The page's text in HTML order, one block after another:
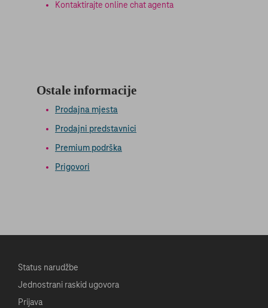
Kontaktirajte online chat agenta
Ostale informacije
Prodajna mjesta
Prodajni predstavnici
Premium podrška
Prigovori
Status narudžbe
Jednostrani raskid ugovora
Prijava